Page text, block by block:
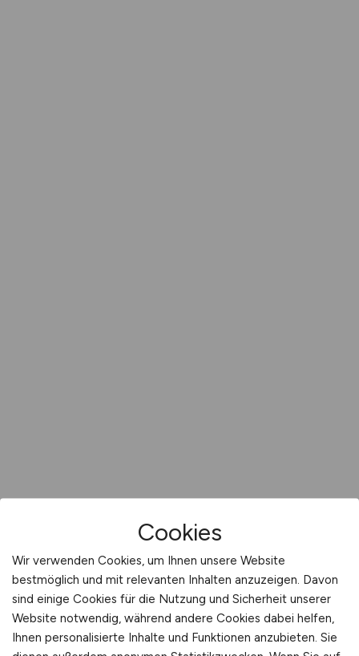
Cookies
Wir verwenden Cookies, um Ihnen unsere Website
bestmöglich und mit relevanten Inhalten anzuzeigen. Davon
sind einige Cookies für die Nutzung und Sicherheit unserer
Website notwendig, während andere Cookies dabei helfen,
Ihnen personalisierte Inhalte und Funktionen anzubieten. Sie